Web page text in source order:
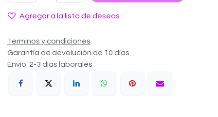
Agregar a la lista de deseos
Términos y condiciones
Garantía de devolución de 10 días
Envío: 2-3 días laborales